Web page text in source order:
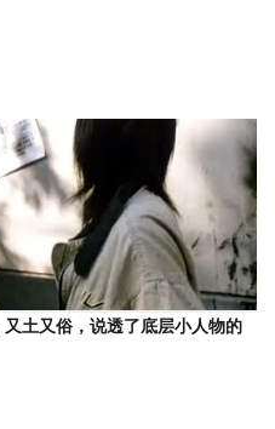
又土又俗，说透了底层小人物的